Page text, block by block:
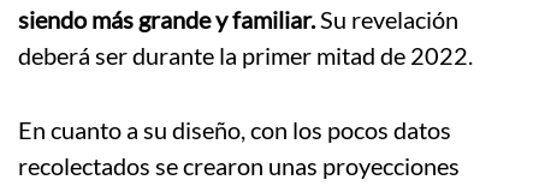
siendo más grande y familiar.Su revelación
deberá ser durante la primer mitad de 2022.
En cuanto a su diseño, con los pocos datos
recolectados se crearon unas proyecciones